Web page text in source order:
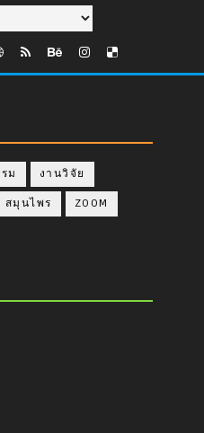
ม งานวิจัย
สมุนไพร ZOOM